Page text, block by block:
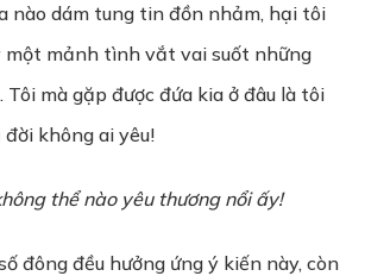
nào dám tung tin đồn nhảm, hại tôi
một mảnh tình vắt vai suốt những
mà gặp được đứa kia ở đâu là tôi
đời không ai yêu!
thểnào yêu thương nổiấy!
đông đều hưởng ứng ý kiến này, còn